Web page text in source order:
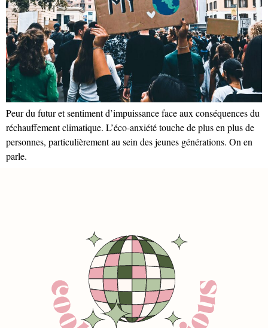
Peur du futur et sentiment d’impuissance face aux conséquences du
réchauffement climatique. L’éco-anxiété touche de plus en plus de
personnes, particulièrement au sein des jeunes générations. On en
parle.